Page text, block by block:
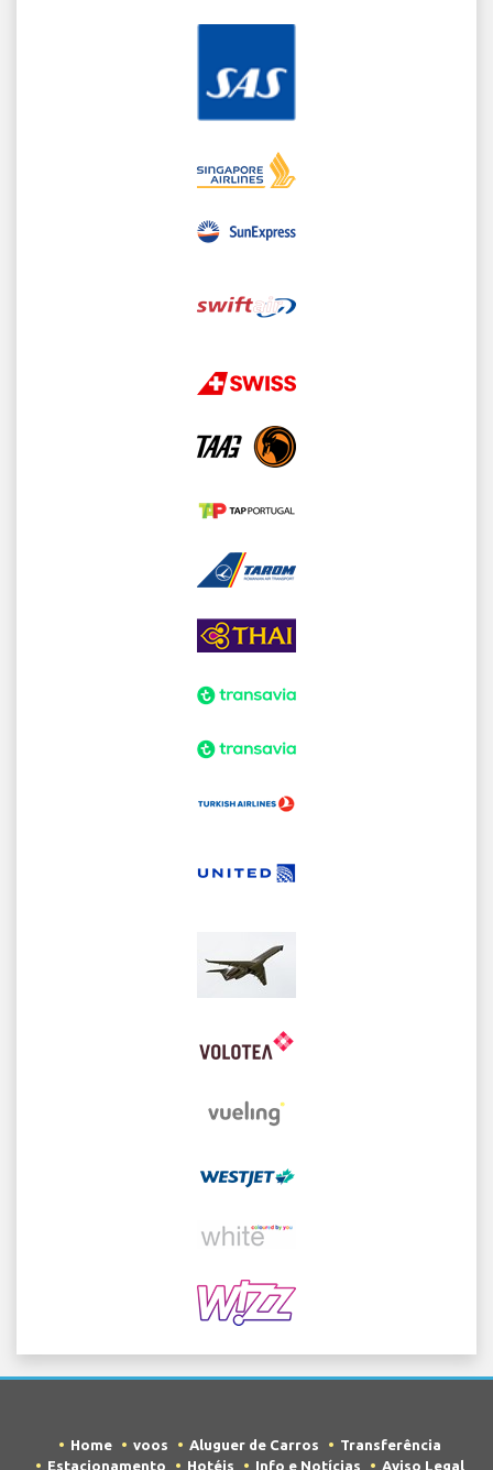
Home voos Aluguer de Carros
Transferência
Estacionamento
Hotéis Info e Notícias Aviso Legal